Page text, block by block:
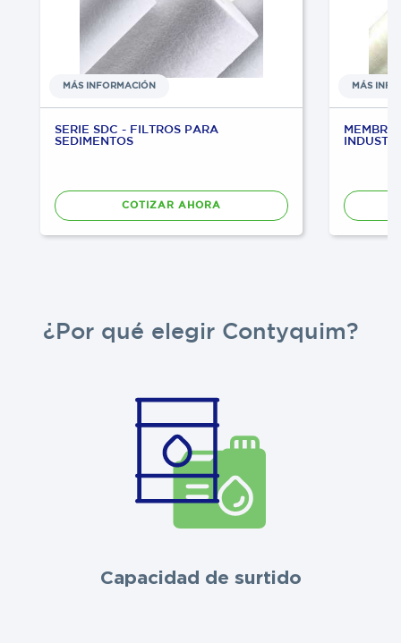
MÁS INFORMACIÓN
SERIE SDC - FILTROS PARA
SEDIMENTOS
COTIZAR AHORA
MÁS
¿Por qué elegir Contyquim?
Capacidad de surtido